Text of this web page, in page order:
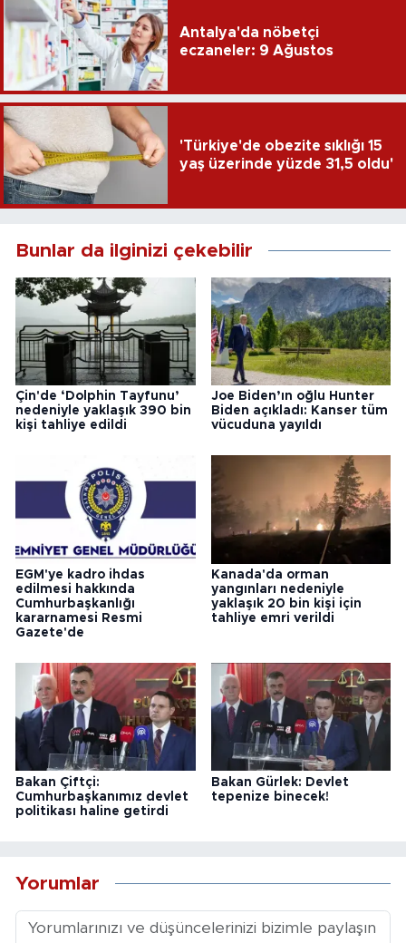
Antalya'da nöbetçi
eczaneler: 9 Ağustos
'Türkiye'de obezite sıklığı 15
yaş üzerinde yüzde 31,5 oldu'
Bunlar da ilginizi çekebilir
Çin'de ‘Dolphin Tayfunu’
nedeniyle yaklaşık 390 bin
kişi tahliye edildi
Joe Biden’ın oğlu Hunter
Biden açıkladı: Kanser tüm
vücuduna yayıldı
EGM'ye kadro ihdas
edilmesi hakkında
Cumhurbaşkanlığı
kararnamesi Resmi
Gazete'de
Kanada'da orman
yangınları nedeniyle
yaklaşık 20 bin kişi için
tahliye emri verildi
Bakan Çiftçi:
Cumhurbaşkanımız devlet
politikası haline getirdi
Bakan Gürlek: Devlet
tepenize binecek!
Yorumlar